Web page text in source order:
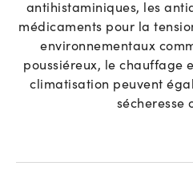
antihistaminiques, les
médicaments pour la
environnementaux
poussiéreux, le chauffage
climatisation peuvent
sécheresse